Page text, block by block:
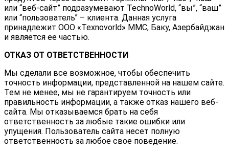
или “веб-сайт” подразумевают TechnoWorld, “вы”, “ваш”
или “пользователь” – клиента. Данная услуга
принадлежит ООО «Texnovorld» MMC, Баку, Азербайджан
и является ее частью.
ОТКАЗ ОТ ОТВЕТСТВЕННОСТИ
Мы сделали все возможное, чтобы обеспечить
точность информации, представленной на нашем сайте.
Тем не менее, мы не гарантируем точность или
правильность информации, а также отказ нашего веб-
сайта. Мы отказываемся брать на себя
ответственность за любые такие ошибки или
упущения. Пользователь сайта несет полную
ответственность за любое свое поведение.